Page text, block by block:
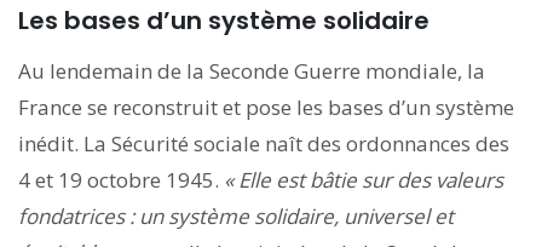
Les bases d’un système solidaire
Au lendemain de la Seconde Guerre mondiale, la
France se reconstruit et pose les bases d’un système
inédit. La Sécurité sociale naît des ordonnances des
4 et 19 octobre 1945. « Elle est bâtie sur des valeurs
fondatrices : un système solidaire, universel et